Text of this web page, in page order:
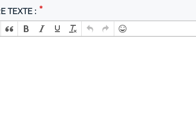
TEXTE :